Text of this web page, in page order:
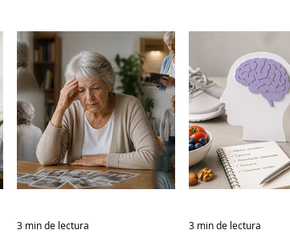
3 min de lectura 3 min de lectura